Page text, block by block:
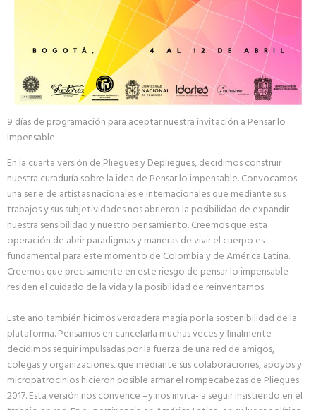
9 días de programación para aceptar nuestra invitación a Pensar lo
Impensable.
En la cuarta versión de Pliegues y Depliegues, decidimos construir
nuestra curaduría sobre la idea de Pensar lo impensable. Convocamos
una serie de artistas nacionales e internacionales que mediante sus
trabajos y sus subjetividades nos abrieron la posibilidad de expandir
nuestra sensibilidad y nuestro pensamiento. Creemos que esta
operación de abrir paradigmas y maneras de vivir el cuerpo es
fundamental para este momento de Colombia y de América Latina.
Creemos que precisamente en este riesgo de pensar lo impensable
residen el cuidado de la vida y la posibilidad de reinventarnos.
Este año también hicimos verdadera magia por la sostenibilidad de la
plataforma. Pensamos en cancelarla muchas veces y finalmente
decidimos seguir impulsadas por la fuerza de una red de amigos,
colegas y organizaciones, que mediante sus colaboraciones, apoyos y
micropatrocinios hicieron posible armar el rompecabezas de Pliegues
2017. Esta versión nos convence –y nos invita- a seguir insistiendo en el